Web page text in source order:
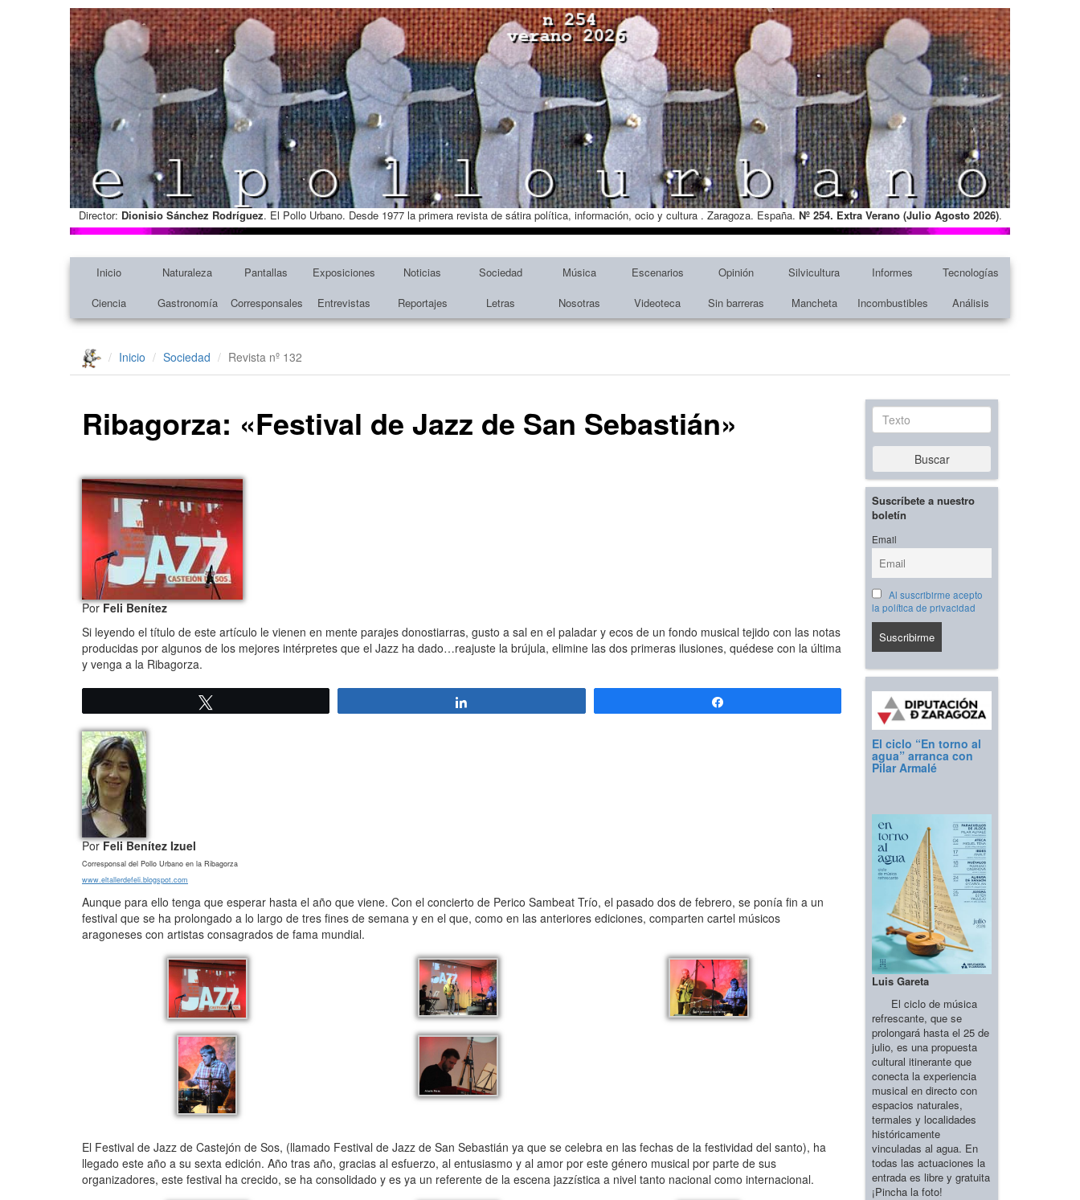
Director: Dionisio Sánchez Rodríguez. El Pollo Urbano. Desde 1977 la primera revista de sátira política, información, ocio y cultura . Zaragoza. España. Nº 254. Extra Verano (Julio Agosto 2026).
Inicio Naturaleza Pantallas Exposiciones Noticias Sociedad Música Escenarios Opinión Silvicultura Informes
Tecnologías
Ciencia
Gastronomía Corresponsales Entrevistas Reportajes Letras Nosotras Videoteca Sin barreras Mancheta Incombustibles Análisis
Inicio Sociedad Revista nº 132
Ribagorza: «Festival de Jazz de San Sebastián»
PorFeli Benítez
Si leyendo el título de este artículo le vienen en mente parajes donostiarras, gusto a sal en el paladar y ecos de un fondo musical tejido con las notas
producidas por algunos de los mejores intérpretes que el Jazz ha dado…reajuste la brújula, elimine las dos primeras ilusiones, quédese con la última
y venga a la Ribagorza.
PorFeli Benítez Izuel
Corresponsal del Pollo Urbano en la Ribagorza
www.eltallerdefeli.blogspot.com
Aunque para ello tenga que esperar hasta el año que viene. Con el concierto de Perico Sambeat Trío, el pasado dos de febrero, se ponía fin a un
festival que se ha prolongado a lo largo de tres fines de semana y en el que, como en las anteriores ediciones, comparten cartel músicos
aragoneses con artistas consagrados de fama mundial.
El Festival de Jazz de Castejón de Sos, (llamado Festival de Jazz de San Sebastián ya que se celebra en las fechas de la festividad del santo), ha
llegado este año a su sexta edición. Año tras año, gracias al esfuerzo, al entusiasmo y al amor por este género musical por parte de sus
organizadores, este festival ha crecido, se ha consolidado y es ya un referente de la escena jazzística a nivel tanto nacional como internacional.
Texto
Buscar
Suscríbete a nuestro
boletín
Email
Al suscribirme acepto
la política de privacidad
El ciclo “En torno al
agua” arranca con
Pilar Armalé
Luis Gareta
El ciclo de música
refrescante, que se
prolongará hasta el 25 de
julio, es una propuesta
cultural itinerante que
conecta la experiencia
musical en directo con
espacios naturales,
termales y localidades
históricamente
vinculadas al agua. En
todas las actuaciones la
entrada es libre y gratuita
¡Pincha la foto!